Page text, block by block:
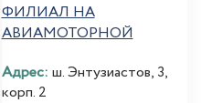
ФИЛИАЛ НА
АВИАМОТОРНОЙ
Адрес: ш. Энтузиастов, 3,
корп. 2